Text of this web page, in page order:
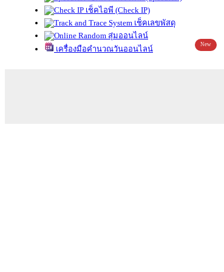
เช็คไอพี (Check IP)
เช็คเลขพัสดุ
สุ่มออนไลน์
เครื่องมือคำนวณวันออนไลน์
New